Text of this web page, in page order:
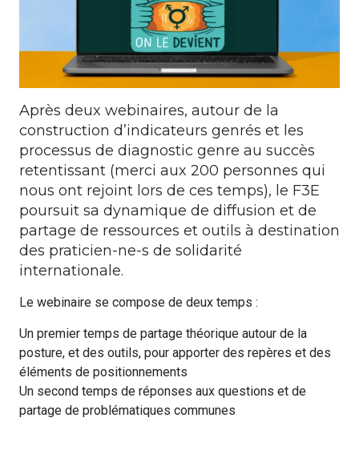
Communautés de pratique
Évènements
Parcours membre
Après deux webinaires, autour de la
construction d’indicateurs genrés et les
processus de diagnostic genre au succès
retentissant (merci aux 200 personnes qui
nous ont rejoint lors de ces temps), le F3E
poursuit sa dynamique de diffusion et de
partage de ressources et outils à destination
des praticien-ne-s de solidarité
internationale.
Le webinaire se compose de deux temps :
Un premier temps de partage théorique autour de la
posture, et des outils, pour apporter des repères et des
éléments de positionnements
Un second temps de réponses aux questions et de
partage de problématiques communes